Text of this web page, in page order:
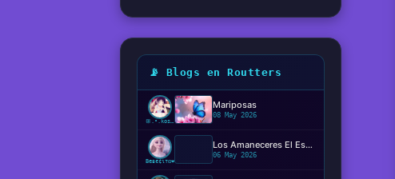
📡 Blogs en Routters
ꕥ.•.kosaki.•.🦋
Mariposas
08 May 2026
Beвє¢ιтα❤️
Los Amaneceres El Espectáculo Silencioso ✨️
06 May 2026